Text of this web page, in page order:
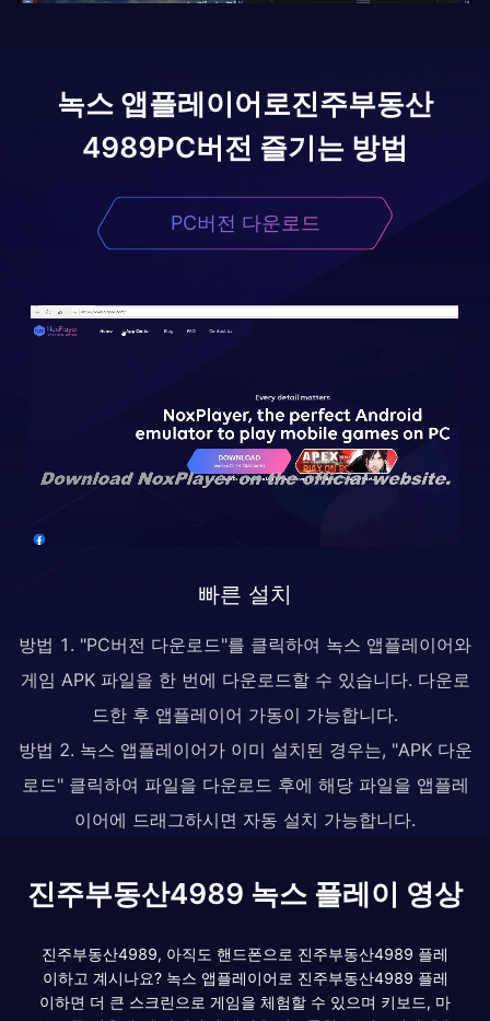
녹스 앱플레이어로진주부동산
4989PC버전 즐기는 방법
PC버전 다운로드
빠른 설치
방법 1. "PC버전 다운로드"를 클릭하여 녹스 앱플레이어와
게임 APK 파일을 한 번에 다운로드할 수 있습니다. 다운로
드한 후 앱플레이어 가동이 가능합니다.
방법 2. 녹스 앱플레이어가 이미 설치된 경우는, "APK 다운
로드" 클릭하여 파일을 다운로드 후에 해당 파일을 앱플레
이어에 드래그하시면 자동 설치 가능합니다.
진주부동산4989 녹스 플레이 영상
진주부동산4989, 아직도 핸드폰으로 진주부동산4989 플레
이하고 계시나요? 녹스 앱플레이어로 진주부동산4989 플레
이하면 더 큰 스크린으로 게임을 체험할 수 있으며 키보드, 마